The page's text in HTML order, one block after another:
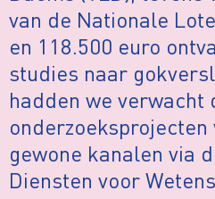
van de Nationale
en 118.500 euro
studies naar
hadden we verwacht
onderzoeksprojecten
gewone kanalen via
Diensten voor